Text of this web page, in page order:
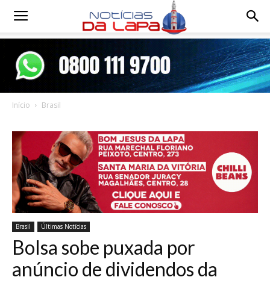
Notícias
Início Brasil
Brasil Últimas Notícias
Bolsa sobe puxada por
anúncio de dividendos da